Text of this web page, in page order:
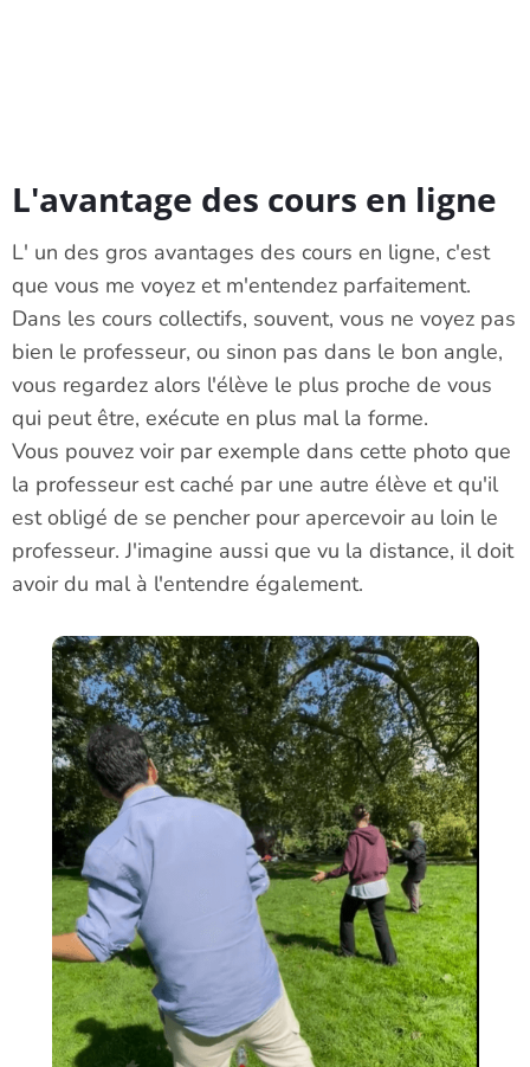
L'avantage des cours en ligne
L' un des gros avantages des cours en ligne, c'est
que vous me voyez et m'entendez parfaitement.
Dans les cours collectifs, souvent, vous ne voyez pas
bien le professeur, ou sinon pas dans le bon angle,
vous regardez alors l'élève le plus proche de vous
qui peut être, exécute en plus mal la forme.
Vous pouvez voir par exemple dans cette photo que
la professeur est caché par une autre élève et qu'il
est obligé de se pencher pour apercevoir au loin le
professeur. J'imagine aussi que vu la distance, il doit
avoir du mal à l'entendre également.